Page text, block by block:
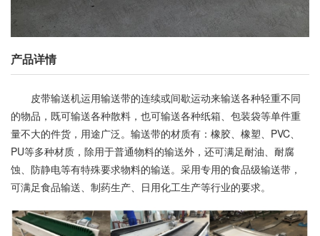
产品详情
皮带输送机运用输送带的连续或间歇运动来输送各种轻重不同
的物品，既可输送各种散料，也可输送各种纸箱、包装袋等单件重
量不大的件货，用途广泛。输送带的材质有：橡胶、橡塑、PVC、
PU等多种材质，除用于普通物料的输送外，还可满足耐油、耐腐
蚀、防静电等有特殊要求物料的输送。采用专用的食品级输送带，
可满足食品输送、制药生产、日用化工生产等行业的要求。